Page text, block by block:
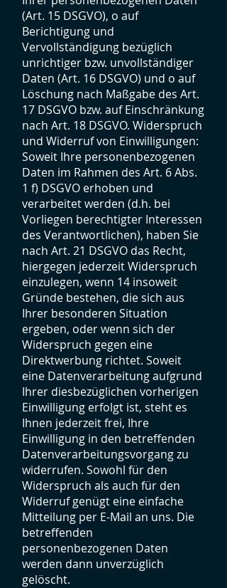
(Art. 15 DSGVO), o auf
Berichtigung und
Vervollständigung bezüglich
unrichtiger bzw. unvollständiger
Daten (Art. 16 DSGVO) und o auf
Löschung nach Maßgabe des Art.
17 DSGVO bzw. auf Einschränkung
nach Art. 18 DSGVO. Widerspruch
und Widerruf von Einwilligungen:
Soweit Ihre personenbezogenen
Daten im Rahmen des Art. 6 Abs.
1 f) DSGVO erhoben und
verarbeitet werden (d.h. bei
Vorliegen berechtigter Interessen
des Verantwortlichen), haben Sie
nach Art. 21 DSGVO das Recht,
hiergegen jederzeit Widerspruch
einzulegen, wenn 14 insoweit
Gründe bestehen, die sich aus
Ihrer besonderen Situation
ergeben, oder wenn sich der
Widerspruch gegen eine
Direktwerbung richtet. Soweit
eine Datenverarbeitung aufgrund
Ihrer diesbezüglichen vorherigen
Einwilligung erfolgt ist, steht es
Ihnen jederzeit frei, Ihre
Einwilligung in den betreffenden
Datenverarbeitungsvorgang zu
widerrufen. Sowohl für den
Widerspruch als auch für den
Widerruf genügt eine einfache
Mitteilung per E-Mail an uns. Die
betreffenden
personenbezogenen Daten
werden dann unverzüglich
gelöscht.